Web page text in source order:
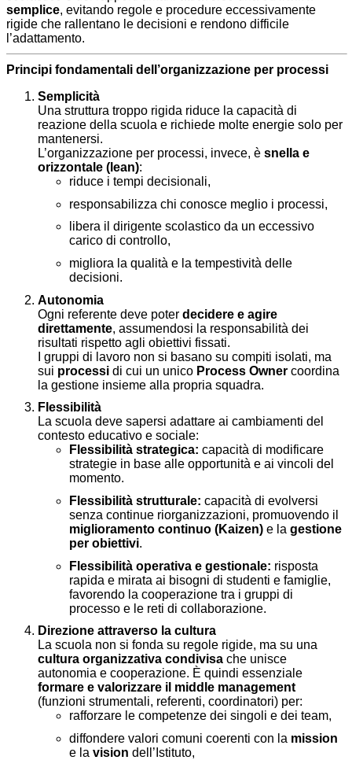
semplice, evitando regole e procedure eccessivamente
rigide che rallentano le decisioni e rendono difficile
l’adattamento.
Principi fondamentali dell’organizzazione per processi
Semplicità
Una struttura troppo rigida riduce la capacità di
reazione della scuola e richiede molte energie solo per
mantenersi.
L’organizzazione per processi, invece, è snella e
orizzontale (lean):
riduce i tempi decisionali,
responsabilizza chi conosce meglio i processi,
libera il dirigente scolastico da un eccessivo
carico di controllo,
migliora la qualità e la tempestività delle
decisioni.
Autonomia
Ogni referente deve poter decidere e agire
direttamente, assumendosi la responsabilità dei
risultati rispetto agli obiettivi fissati.
I gruppi di lavoro non si basano su compiti isolati, ma
sui processi di cui un unico Process Owner coordina
la gestione insieme alla propria squadra.
Flessibilità
La scuola deve sapersi adattare ai cambiamenti del
contesto educativo e sociale:
Flessibilità strategica: capacità di modificare
strategie in base alle opportunità e ai vincoli del
momento.
Flessibilità strutturale: capacità di evolversi
senza continue riorganizzazioni, promuovendo il
miglioramento continuo (Kaizen) e la gestione
per obiettivi.
Flessibilità operativa e gestionale: risposta
rapida e mirata ai bisogni di studenti e famiglie,
favorendo la cooperazione tra i gruppi di
processo e le reti di collaborazione.
Direzione attraverso la cultura
La scuola non si fonda su regole rigide, ma su una
cultura organizzativa condivisa che unisce
autonomia e cooperazione. È quindi essenziale
formare e valorizzare il middle management
(funzioni strumentali, referenti, coordinatori) per:
rafforzare le competenze dei singoli e dei team,
diffondere valori comuni coerenti con la mission
e la vision dell’Istituto,